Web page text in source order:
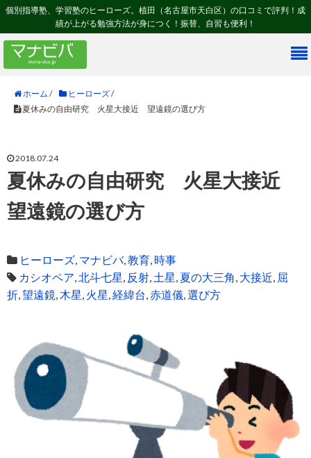
個別指導塾、学習塾のヒーローズ。植田（名古屋市天白区）の口コミで評判！成
績が上がる勉強方法が身につく！振替、自習も便利！
ホーム / ヒーローズ/
夏休みの自由研究 火星大接近 望遠鏡の選び方
2018.07.24
夏休みの自由研究 火星大接近
望遠鏡の選び方
ヒーローズ, マナビバ,教育, 時事
カシオペア,北斗七星, 反射, 土星, 夏の大三角, 大接近, 屈
折,望遠鏡, 木星, 火星,経緯台,赤道儀,選び方